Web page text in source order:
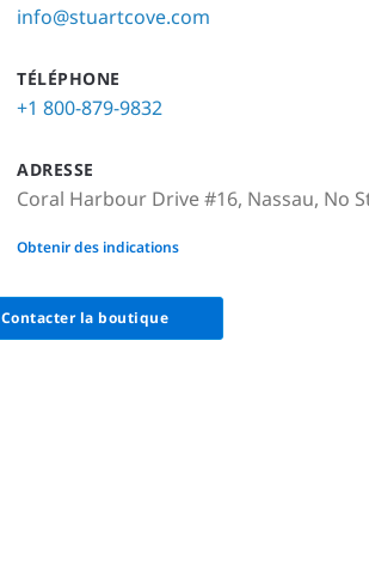
info@stuartcove.com
TÉLÉPHONE
+1 800-879-9832
ADRESSE
Coral Harbour Drive #16, Nassau, No
None
Obtenir des indications
Contacter la boutique